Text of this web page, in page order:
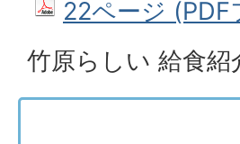
22ページ
竹原らしい 給食